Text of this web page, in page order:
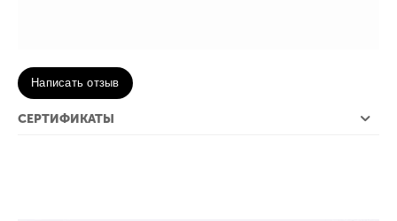
Написать отзыв
СЕРТИФИКАТЫ